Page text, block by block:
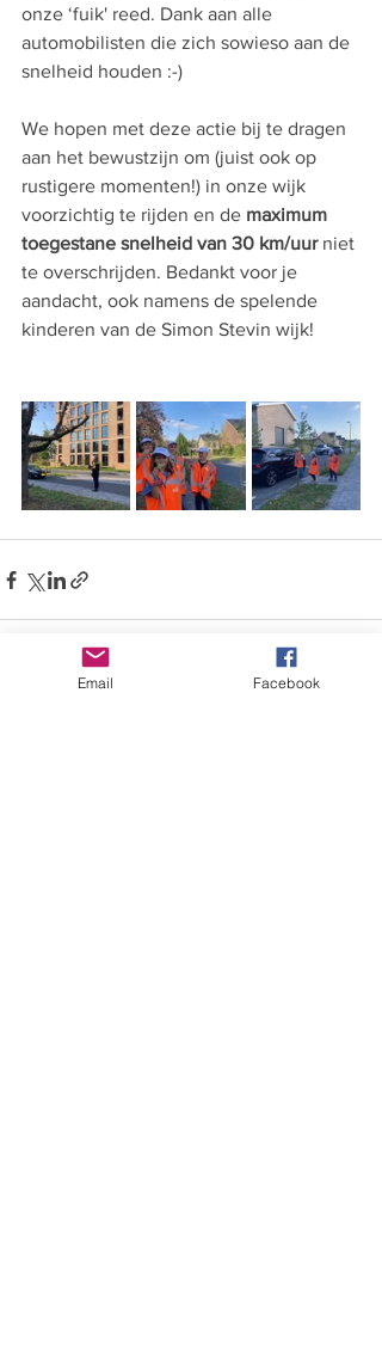
onze ‘fuik' reed. Dank aan alle
automobilisten die zich sowieso aan de
snelheid houden :-)
We hopen met deze actie bij te dragen
aan het bewustzijn om (juist ook op
rustigere momenten!) in onze wijk
voorzichtig te rijden en de maximum
toegestane snelheid van 30 km/uur niet
te overschrijden. Bedankt voor je
aandacht, ook namens de spelende
kinderen van de Simon Stevin wijk!
Email Facebook